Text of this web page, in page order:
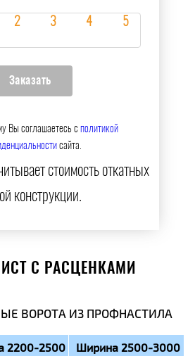
Вы соглашаетесь сполитикой
сайта.
стоимость откатных
конструкции.
С РАСЦЕНКАМИ
ВОРОТА ИЗ ПРОФНАСТИЛА
2200-2500 Ширина 2500-3000